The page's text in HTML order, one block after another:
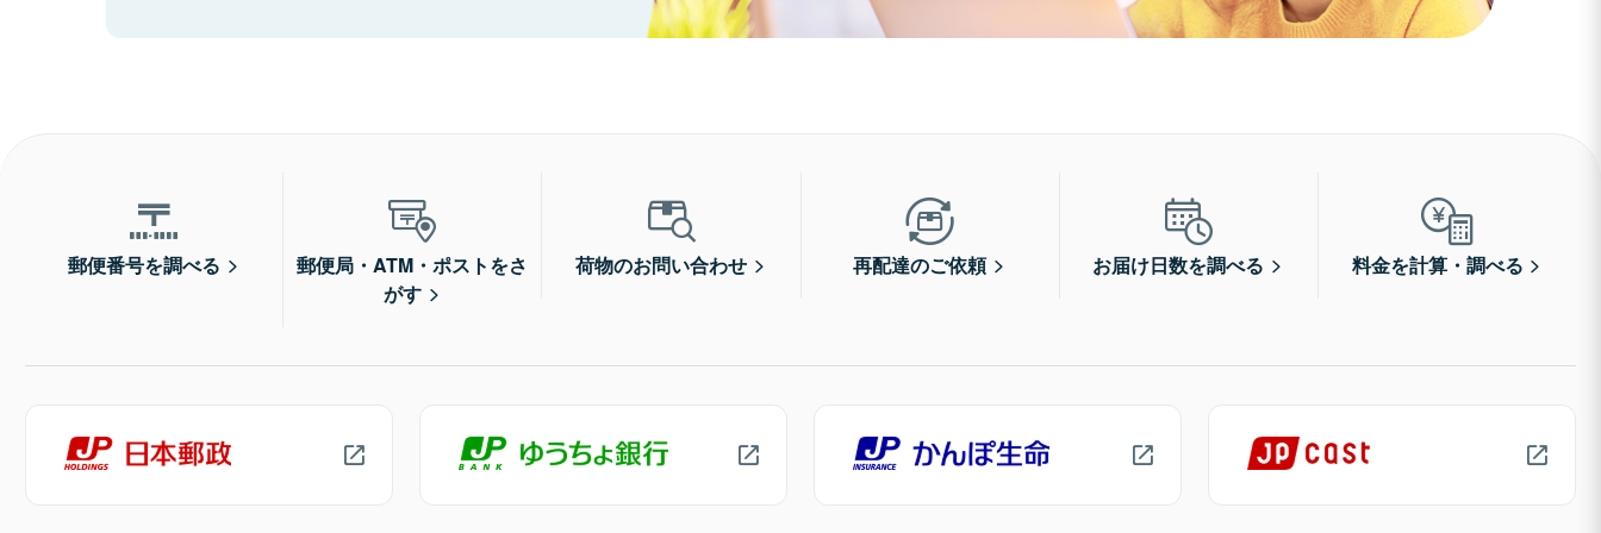
郵便番号を調べる
郵便局・ATM・ポストをさ
がす
荷物のお問い合わせ 再配達のご依頼 お届け日数を調べる 料金を計算・調べる